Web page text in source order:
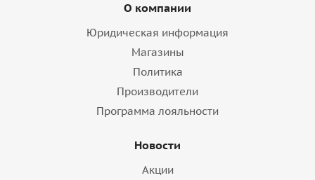
О компании
Юридическая информация
Магазины
Политика
Производители
Программа лояльности
Новости
Акции